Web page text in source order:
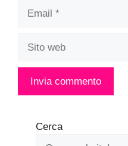
Cerca